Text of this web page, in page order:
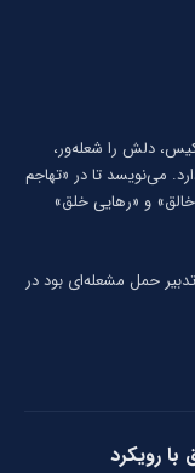
دلش را شعله‌ور،
می‌نویسد تا در «تهاجم
و «رهایی خلق»
تدبیر حمل مشعله‌ای بود در
رویکرد